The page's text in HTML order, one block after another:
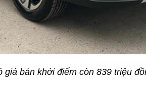
giá bán khởi điểm còn 839 triệu